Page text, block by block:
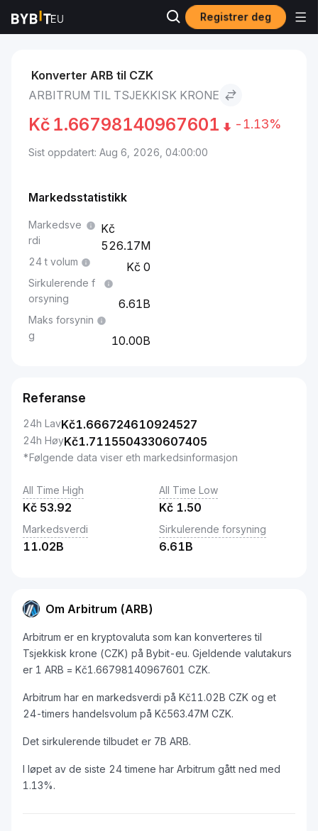
Registrer deg
Markeder Arbitrum to Tsjekkisk krone
Konverter ARB til CZK
ARBITRUM TIL TSJEKKISK KRONE
Kč 1.66798140967601 -1.13%
Sist oppdatert: Aug 6, 2026, 04:00:00
Markedsstatistikk
Markedsve
rdi
526.17M
24 t volum 0
Sirkulerende f
orsyning
6.61B
Maks forsynin
g
10.00B
Referanse
24h LavKč1.666724610924527
24h HøyKč1.7115504330607405
*Følgende data viser eth markedsinformasjon
All Time High
Kč 53.92
All Time Low
Kč 1.50
Markedsverdi
11.02B
Sirkulerende forsyning
6.61B
Om Arbitrum (ARB)
Arbitrum er en kryptovaluta som kan konverteres til
Tsjekkisk krone (CZK) på Bybit-eu. Gjeldende valutakurs
er 1 ARB = Kč1.66798140967601 CZK.
Arbitrum har en markedsverdi på Kč11.02B CZK og et
24-timers handelsvolum på Kč563.47M CZK.
Det sirkulerende tilbudet er 7B ARB.
I løpet av de siste 24 timene har Arbitrum gått ned med
1.13%.